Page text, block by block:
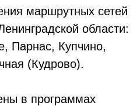
маршрутных сетей
области:
Парнас, Купчино,
(Кудрово).
в программах